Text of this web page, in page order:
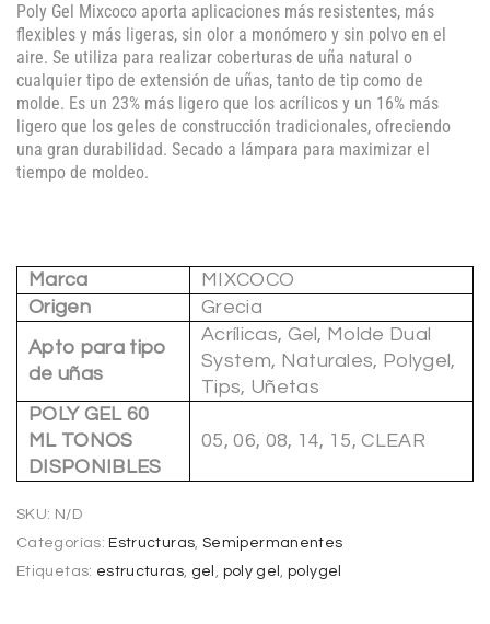
Poly Gel Mixcoco aporta aplicaciones más resistentes, más
flexibles y más ligeras, sin olor a monómero y sin polvo en el
aire. Se utiliza para realizar coberturas de uña natural o
cualquier tipo de extensión de uñas, tanto de tip como de
molde. Es un 23% más ligero que los acrílicos y un 16% más
ligero que los geles de construcción tradicionales, ofreciendo
una gran durabilidad. Secado a lámpara para maximizar el
tiempo de moldeo.
Marca
MIXCOCO
Origen
Grecia
Apto para tipo
de uñas
Acrílicas, Gel, Molde Dual
System, Naturales, Polygel,
Tips, Uñetas
POLY GEL 60
ML TONOS
DISPONIBLES
05, 06, 08, 14, 15, CLEAR
SKU: N/D
Categorías: Estructuras,Semipermanentes
Etiquetas: estructuras, gel , poly gel ,polygel